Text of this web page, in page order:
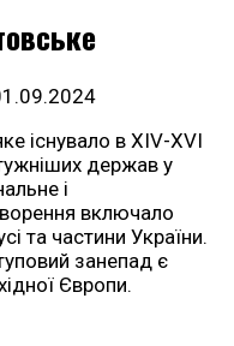
існувало в XIV-XVI
держав у
і
включало
та частини України.
занепад є
Європи.